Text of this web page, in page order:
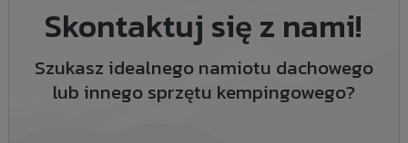
Skontaktuj się z nami!
Szukasz idealnego namiotu dachowego
lub innego sprzętu kempingowego?